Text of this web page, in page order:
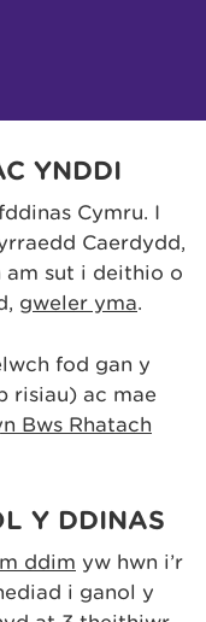
YNDDI
Cymru. I
Caerdydd,
am sut i deithio o
gweler yma.
fod gan y
risiau) ac mae
Bws Rhatach
Y DDINAS
ddim yw hwn i’r
i ganol y